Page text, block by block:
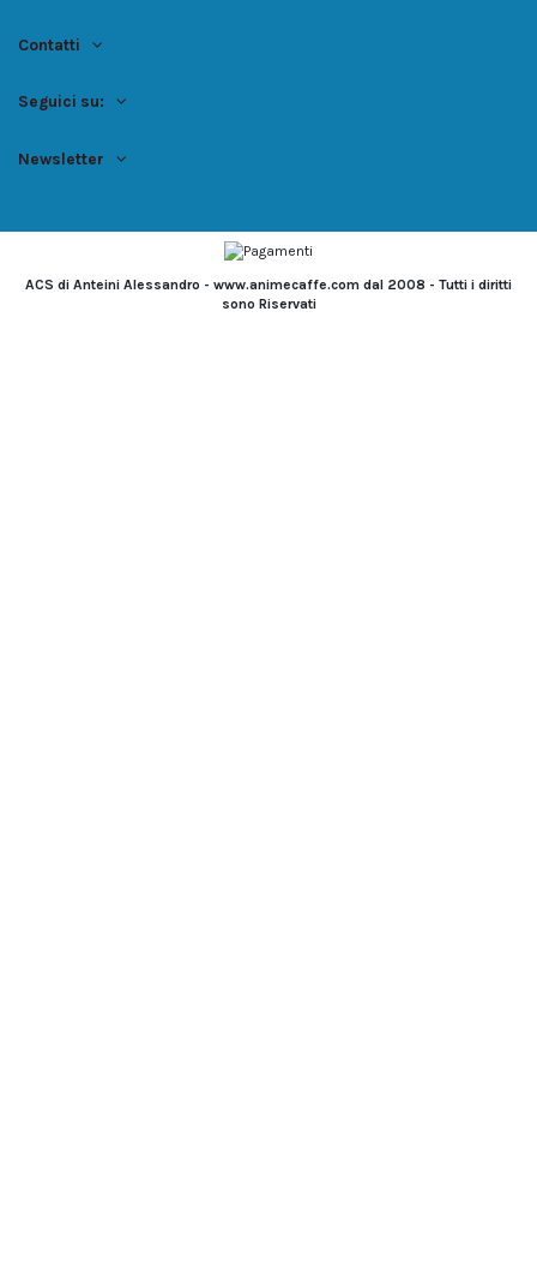
Contatti
Seguici su:
Newsletter
ACS di Anteini Alessandro - www.animecaffe.com dal 2008 - Tutti i diritti
sono Riservati